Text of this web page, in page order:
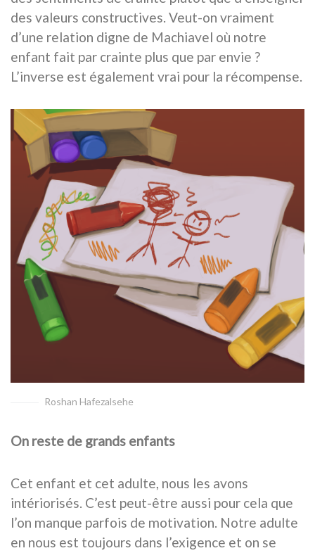
des valeurs constructives. Veut-on vraiment
d’une relation digne de Machiavel où notre
enfant fait par crainte plus que par envie ?
L’inverse est également vrai pour la récompense.
Roshan Hafezalsehe
On reste de grands enfants
Cet enfant et cet adulte, nous les avons
intériorisés. C’est peut-être aussi pour cela que
l’on manque parfois de motivation. Notre adulte
en nous est toujours dans l’exigence et on se